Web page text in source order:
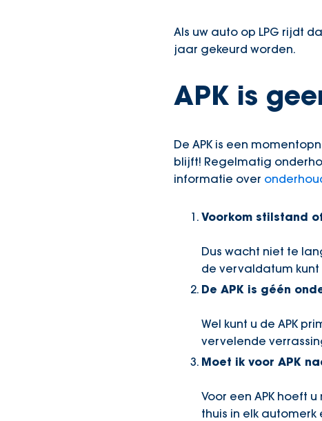
Als uw auto op LPG rijdt
jaar gekeurd worden.
APK is
De APK is een
blijft! Regelmatig
informatie over
Voorkom stilstand
Dus wacht niet te
de vervaldatum
De APK is géén
Wel kunt u de APK
vervelende
Moet ik voor APK
Voor een APK hoeft
thuis in elk